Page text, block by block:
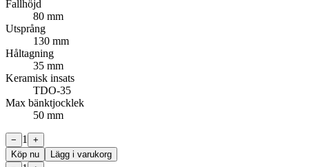
Fallhöjd
80 mm
Utsprång
130 mm
Håltagning
35 mm
Keramisk insats
TDO-35
Max bänktjocklek
50 mm
− 1
+
Köp nu
Lägg i varukorg